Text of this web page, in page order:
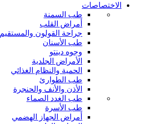
الاختصاصات
طب السمنة
أمراض القلب
جراحة القولون والمستقيم
طب الأسنان
وجوه دينتو
الأمراض الجلدية
الحمية والنظام الغذائي
طب الطوارئ
الأذن والأنف والحنجرة
طب الغدد الصماء
طب الأسرة
أمراض الجهاز الهضمي